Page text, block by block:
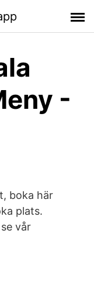
-
boka här
plats.
vår